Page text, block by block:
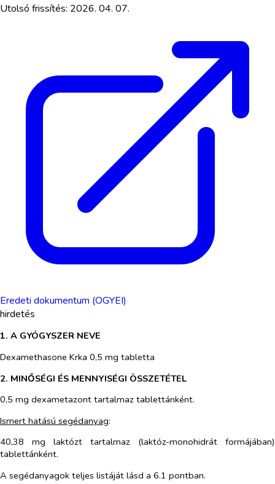
Utolsó frissítés: 2026. 04. 07.
Eredeti dokumentum (OGYEI)
hirdetés
1. A GYÓGYSZER NEVE
Dexamethasone Krka 0,5 mg tabletta
2. MINŐSÉGI ÉS MENNYISÉGI ÖSSZETÉTEL
0,5 mg dexametazont tartalmaz tablettánként.
Ismert hatású segédanyag:
40,38 mg laktózt tartalmaz (laktóz-monohidrát formájában)
tablettánként.
A segédanyagok teljes listáját lásd a 6.1 pontban.